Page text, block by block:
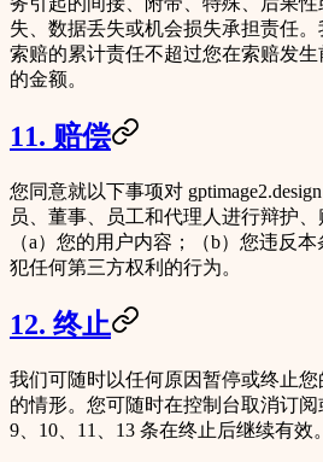
失、数据丢失或机会损失承担责任
索赔的累计责任不超过您在索赔发生
的金额。
11. 赔偿
您同意就以下事项对
员、董事、员工和代理人进行辩护、
（a）您的用户内容；（b）您违反
犯任何第三方权利的行为。
12. 终止
我们可随时以任何原因暂停或终止
的情形。您可随时在控制台取消订阅
9、10、11、13 条在终止后继续有效。